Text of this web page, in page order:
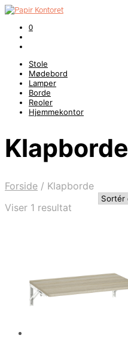
0
Stole
Mødebord
Lamper
Borde
Reoler
Hjemmekontor
Klapborde
Forside / Klapborde
Viser 1 resultat